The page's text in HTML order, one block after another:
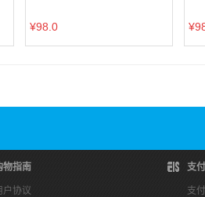
¥98.0
物指南
户协议
支
支